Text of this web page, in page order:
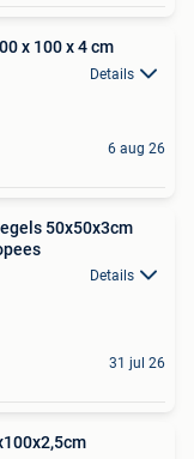
x 100 x 4 cm
Details
6 aug 26
50x50x3cm
Details
31 jul 26